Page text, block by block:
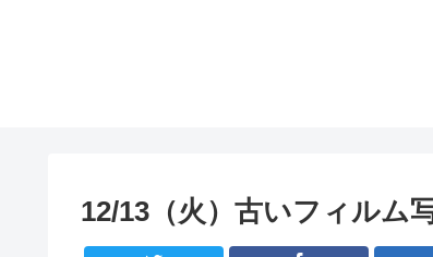
12/13（火）古いフィルム